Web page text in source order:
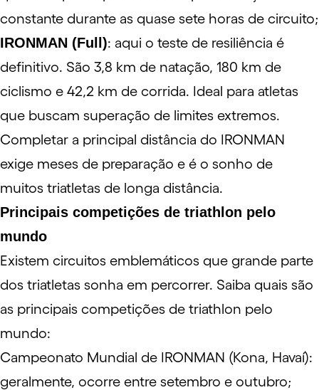
constante durante as quase sete horas de circuito;
IRONMAN (Full): aqui o teste de resiliência é
definitivo. São 3,8 km de natação, 180 km de
ciclismo e 42,2 km de corrida. Ideal para atletas
que buscam superação de limites extremos.
Completar a principal distância do IRONMAN
exige meses de preparação e é o sonho de
muitos triatletas de longa distância.
Principais competições de triathlon pelo
mundo
Existem circuitos emblemáticos que grande parte
dos triatletas sonha em percorrer. Saiba quais são
as principais competições de triathlon pelo
mundo:
Campeonato Mundial de IRONMAN (Kona, Havaí):
geralmente, ocorre entre setembro e outubro;